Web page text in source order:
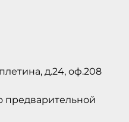
д.24, оф.208
предварительной